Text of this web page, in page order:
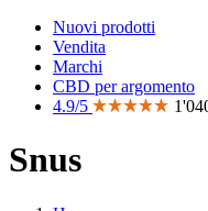
Nuovi prodotti
Vendita
Marchi
CBD per argomento
4.9/5
Snus